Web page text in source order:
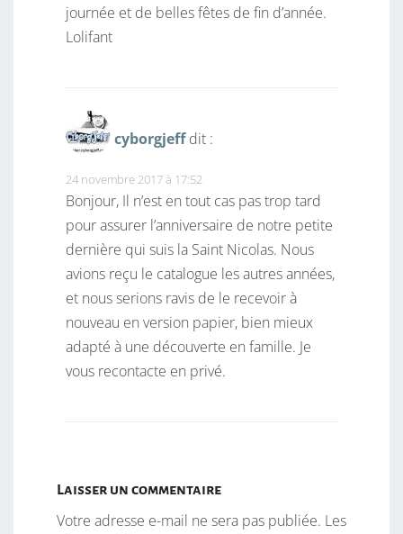
journée et de belles fêtes de fin d’année.
Lolifant
cyborgjeff dit :
24 novembre 2017 à 17:52
Bonjour, Il n’est en tout cas pas trop tard
pour assurer l’anniversaire de notre petite
dernière qui suis la Saint Nicolas. Nous
avions reçu le catalogue les autres années,
et nous serions ravis de le recevoir à
nouveau en version papier, bien mieux
adapté à une découverte en famille. Je
vous recontacte en privé.
Laisser un commentaire
Votre adresse e-mail ne sera pas publiée. Les